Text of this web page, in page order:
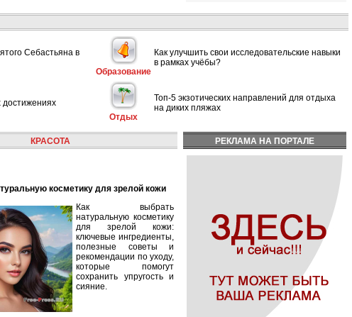
Себастьяна в
Образование
Как улучшить свои исследовательские навыки
в рамках учёбы?
достижениях
Отдых
Топ-5 экзотических направлений для отдыха
на диких пляжах
КРАСОТА
косметику для зрелой кожи
Как выбрать
натуральную косметику
для зрелой кожи:
ключевые ингредиенты,
полезные советы и
рекомендации по уходу,
которые помогут
сохранить упругость и
сияние.
РЕКЛАМА НА ПОРТАЛЕ